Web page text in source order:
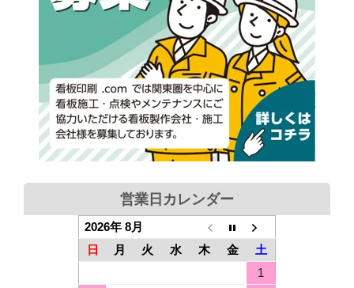
営業日カレンダー
2026年 8月
日
月 火 水 木 金
土
1